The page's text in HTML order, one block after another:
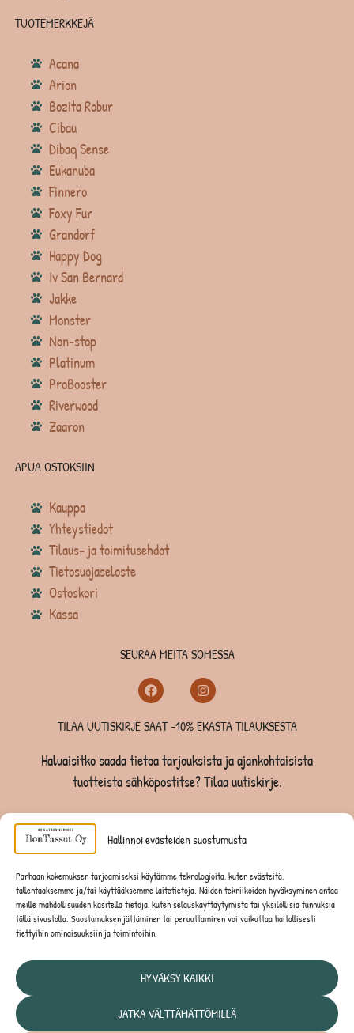
Hallinnoi evästeiden suostumusta
Parhaan kokemuksen tarjoamiseksi käytämme teknologioita, kuten evästeitä,
tallentaaksemme ja/tai käyttääksemme laitetietoja. Näiden tekniikoiden hyväksyminen antaa
meille mahdollisuuden käsitellä tietoja, kuten selauskäyttäytymistä tai yksilöllisiä tunnuksia
tällä sivustolla. Suostumuksen jättäminen tai peruuttaminen voi vaikuttaa haitallisesti
tiettyihin ominaisuuksiin ja toimintoihin.
HYVÄKSY KAIKKI
JATKA VÄLTTÄMÄTTÖMILLÄ
TUOTEMERKKEJÄ
Acana
Arion
Bozita Robur
Cibau
Dibaq Sense
Eukanuba
Finnero
Foxy Fur
Grandorf
Happy Dog
Iv San Bernard
Jakke
Monster
Non-stop
Platinum
ProBooster
Riverwood
Zaaron
APUA OSTOKSIIN
Kauppa
Yhteystiedot
Tilaus- ja toimitusehdot
Tietosuojaseloste
Ostoskori
Kassa
SEURAA MEITÄ SOMESSA
TILAA UUTISKIRJE SAAT -10% EKASTA TILAUKSESTA
Haluaisitko saada tietoa tarjouksista ja ajankohtaisista
tuotteista sähköpostitse? Tilaa uutiskirje.
TILAA UUTISKIRJE -SAAT -10% EKASTA TILAUKSESTA
KISSOILLE
JYRSIJÖILLE